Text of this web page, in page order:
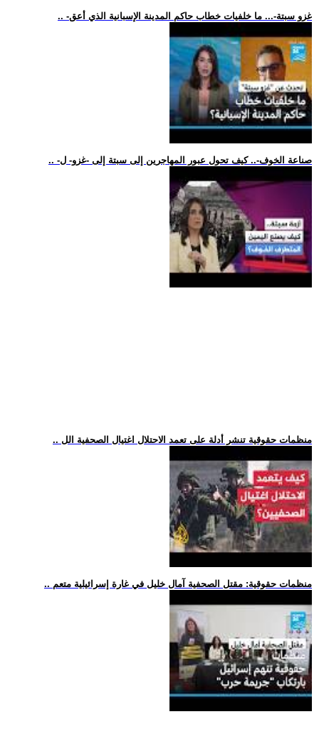
.. -غزو سبتة-... ما خلفيات خطاب حاكم المدينة الإسبانية الذي أعق
.. -صناعة الخوف-.. كيف تحول عبور المهاجرين إلى سبتة إلى -غزو- ل
.. منظمات حقوقية تنشر أدلة على تعمد الاحتلال اغتيال الصحفية الل
.. منظمات حقوقية: مقتل الصحفية آمال خليل في غارة إسرائيلية متعم